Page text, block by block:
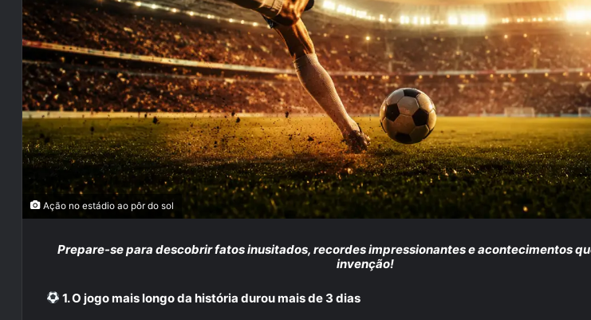
Ação no estádio ao pôr do sol
Prepare-se para descobrir fatos inusitados, recordes impressionantes e acontecimentos
invenção!
1. O jogo mais longo da história durou mais de 3 dias